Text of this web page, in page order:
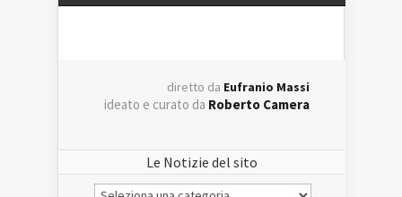
diretto da Eufranio Massi
ideato e curato da Roberto Camera
Le Notizie del sito
Le